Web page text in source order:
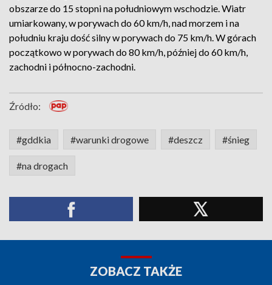
obszarze do 15 stopni na południowym wschodzie. Wiatr
umiarkowany, w porywach do 60 km/h, nad morzem i na
południu kraju dość silny w porywach do 75 km/h. W górach
początkowo w porywach do 80 km/h, później do 60 km/h,
zachodni i północno-zachodni.
Źródło:
#gddkia #warunki drogowe #deszcz #śnieg
#na drogach
ZOBACZ TAKŻE